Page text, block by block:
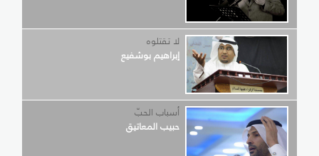
لا تقتلوه
إبراهيم بوشفيع
أسباب الحبّ
حبيب المعاتيق